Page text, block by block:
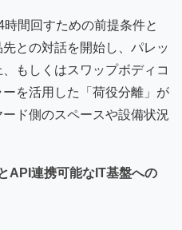
間回すための前提条件と
との対話を開始し、パレッ
、もしくはスワップボディコ
を活用した「荷役分離」が
ド側のスペースや設備状況
API連携可能なIT基盤への